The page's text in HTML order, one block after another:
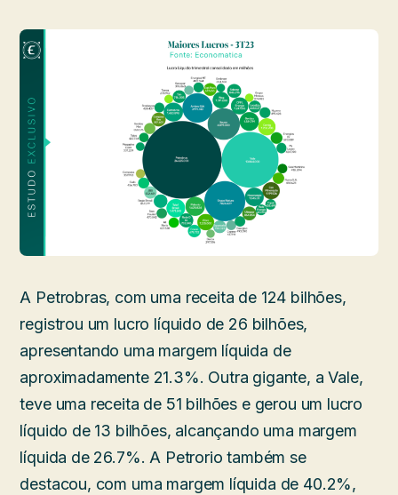
A Petrobras, com uma receita de 124 bilhões,
registrou um lucro líquido de 26 bilhões,
apresentando uma margem líquida de
aproximadamente 21.3%. Outra gigante, a Vale,
teve uma receita de 51 bilhões e gerou um lucro
líquido de 13 bilhões, alcançando uma margem
líquida de 26.7%. A Petrorio também se
destacou, com uma margem líquida de 40.2%,